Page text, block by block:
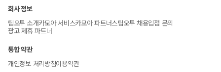
회사 정보
팀오투 소개카모아 서비스카모아 파트너스팀오투 채용입점 문의
광고 제휴 파트너
통합 약관
개인정보 처리방침이용약관